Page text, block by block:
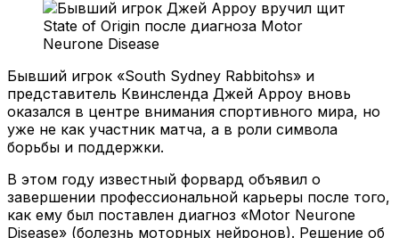
Бывший игрок «South Sydney Rabbitohs» и
представитель Квинсленда Джей Арроу вновь
оказался в центре внимания спортивного мира, но
уже не как участник матча, а в роли символа
борьбы и поддержки.
В этом году известный форвард объявил о
завершении профессиональной карьеры после того,
как ему был поставлен диагноз «Motor Neurone
Disease» (болезнь моторных нейронов). Решение об